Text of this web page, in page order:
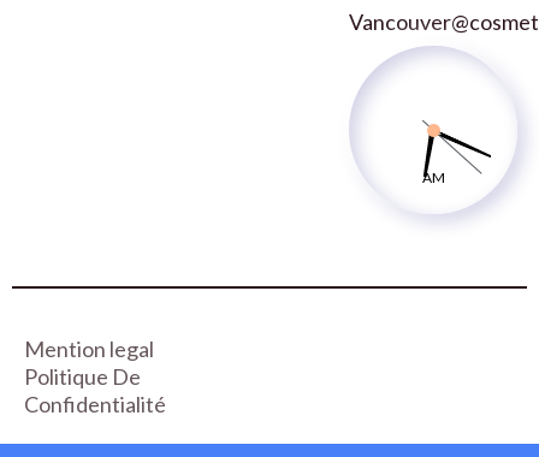
AM
Mention legal
Politique De
Confidentialité